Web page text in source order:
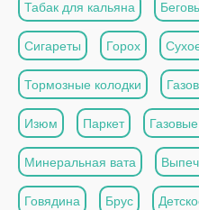
Табак для кальяна
Сигареты Горох
Тормозные колодки
Изюм Паркет
Минеральная вата
Говядина Брус